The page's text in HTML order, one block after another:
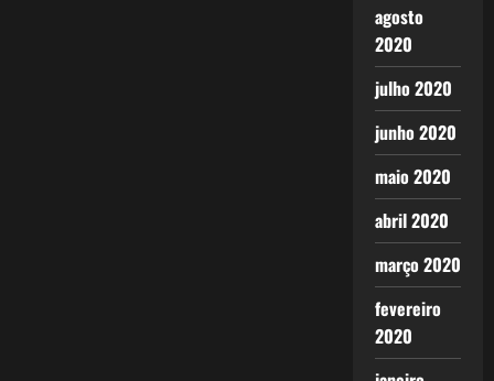
agosto
2020
julho 2020
junho 2020
maio 2020
abril 2020
março 2020
fevereiro
2020